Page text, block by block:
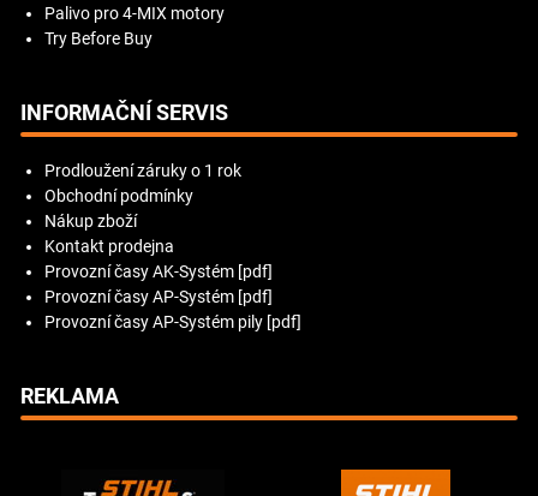
Palivo pro 4-MIX motory
Try Before Buy
INFORMAČNÍ SERVIS
Prodloužení záruky o 1 rok
Obchodní podmínky
Nákup zboží
Kontakt prodejna
Provozní časy AK-Systém [pdf]
Provozní časy AP-Systém [pdf]
Provozní časy AP-Systém pily [pdf]
REKLAMA